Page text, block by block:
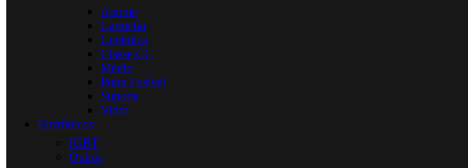
Alarme
Cartucho
Cerâmica
Classe CC
Médio
Porta Fusível
Suporte
Vidro
Eletrônicos
IGBT
Outros